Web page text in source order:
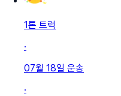
1톤 트럭
·
07월 18일 운송
·